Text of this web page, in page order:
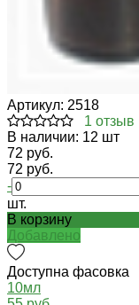
Артикул: 2518
1 отзыв
В наличии: 12 шт
72 руб.
72 руб.
-
шт.
В корзину
Добавлено
Доступна фасовка
10мл